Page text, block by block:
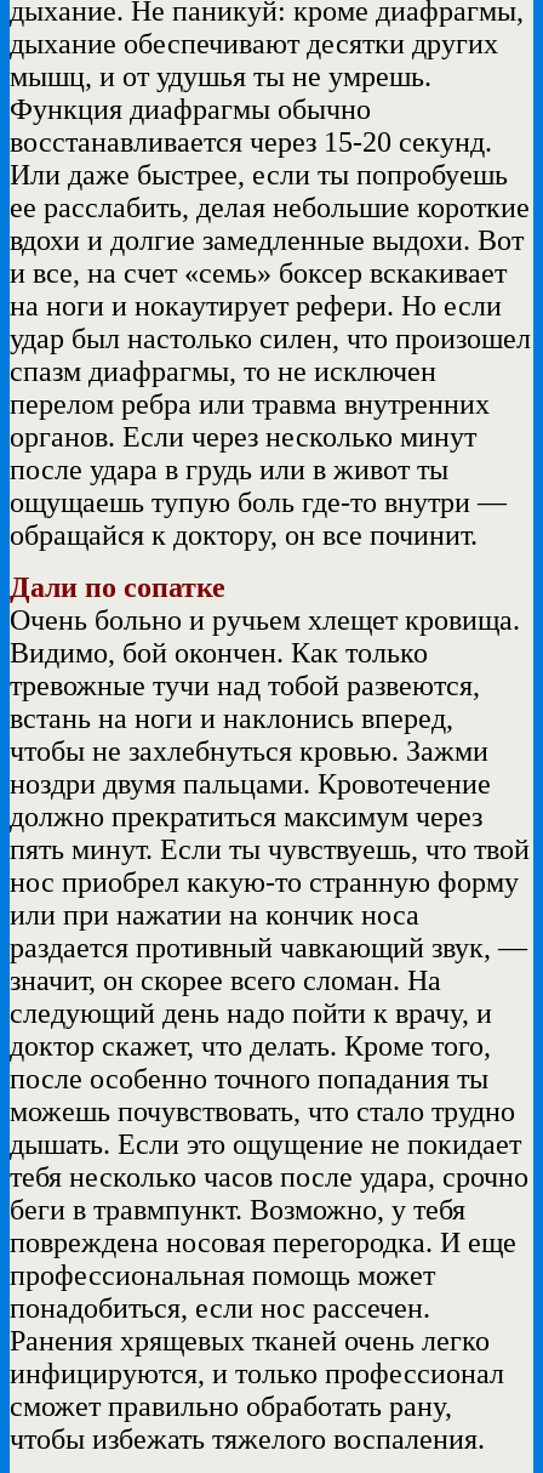
дыхание. Не паникуй: кроме диафрагмы,
дыхание обеспечивают десятки других
мышц, и от удушья ты не умрешь.
Функция диафрагмы обычно
восстанавливается через 15-20 секунд.
Или даже быстрее, если ты попробуешь
ее расслабить, делая небольшие короткие
вдохи и долгие замедленные выдохи. Вот
и все, на счет «семь» боксер вскакивает
на ноги и нокаутирует рефери. Но если
удар был настолько силен, что произошел
спазм диафрагмы, то не исключен
перелом ребра или травма внутренних
органов. Если через несколько минут
после удара в грудь или в живот ты
ощущаешь тупую боль где-то внутри —
обращайся к доктору, он все починит.
Дали по сопатке
Очень больно и ручьем хлещет кровища.
Видимо, бой окончен. Как только
тревожные тучи над тобой развеются,
встань на ноги и наклонись вперед,
чтобы не захлебнуться кровью. Зажми
ноздри двумя пальцами. Кровотечение
должно прекратиться максимум через
пять минут. Если ты чувствуешь, что твой
нос приобрел какую-то странную форму
или при нажатии на кончик носа
раздается противный чавкающий звук, —
значит, он скорее всего сломан. На
следующий день надо пойти к врачу, и
доктор скажет, что делать. Кроме того,
после особенно точного попадания ты
можешь почувствовать, что стало трудно
дышать. Если это ощущение не покидает
тебя несколько часов после удара, срочно
беги в травмпункт. Возможно, у тебя
повреждена носовая перегородка. И еще
профессиональная помощь может
понадобиться, если нос рассечен.
Ранения хрящевых тканей очень легко
инфицируются, и только профессионал
сможет правильно обработать рану,
чтобы избежать тяжелого воспаления.